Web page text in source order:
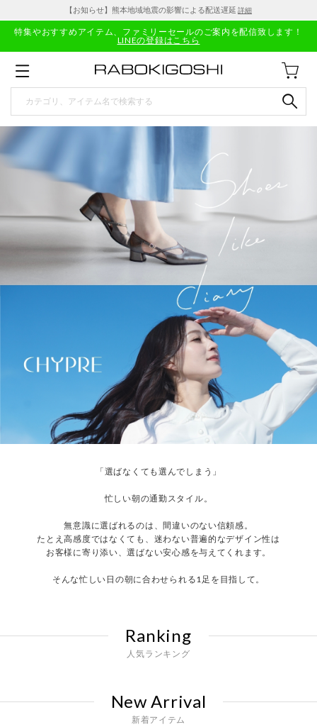
【お知らせ】熊本地域地震の影響による配送遅延 詳細
特集やおすすめアイテム、ファミリーセールのご案内を配信致します！
LINEの登録はこちら
「選ばなくても選んでしまう」
忙しい朝の通勤スタイル。
無意識に選ばれるのは、間違いのない信頼感。
たとえ高感度ではなくても、迷わない普遍的なデザイン性は
お客様に寄り添い、選ばない安心感を与えてくれます。
そんな忙しい日の朝に合わせられる1足を目指して。
Ranking
人気ランキング
New Arrival
新着アイテム